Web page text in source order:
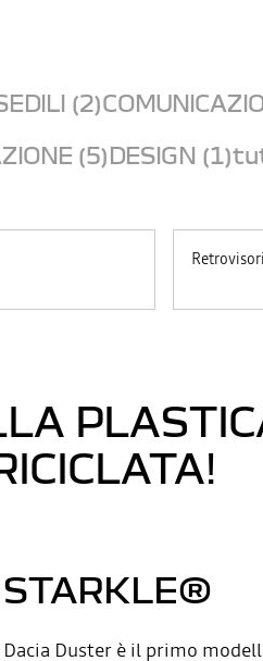
(2)
(5)DESIGN (1)
STARKLE®
Dacia Duster è il primo